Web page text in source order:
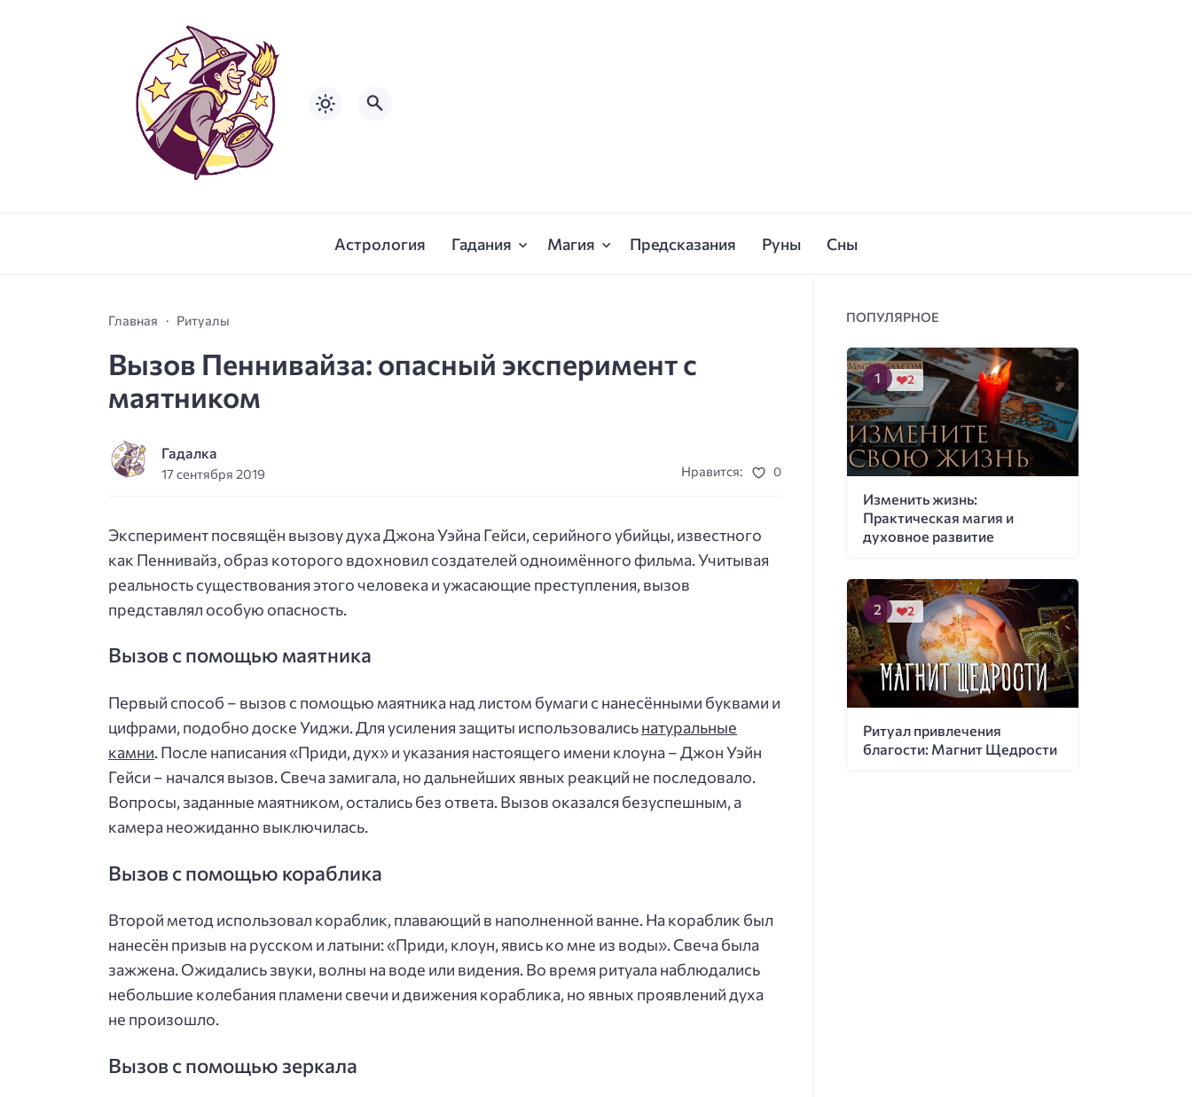
Астрология Гадания Магия Предсказания Руны Сны
Главная Ритуалы
Вызов Пеннивайза: опасный эксперимент с
маятником
Гадалка
17 сентября 2019 Нравится: 0
Эксперимент посвящён вызову духа Джона Уэйна Гейси, серийного убийцы, известного
как Пеннивайз, образ которого вдохновил создателей одноимённого фильма. Учитывая
реальность существования этого человека и ужасающие преступления, вызов
представлял особую опасность.
Вызов с помощью маятника
Первый способ – вызов с помощью маятника над листом бумаги с нанесёнными буквами и
цифрами, подобно доске Уиджи. Для усиления защиты использовалисьнатуральные
камни. После написания «Приди, дух» и указания настоящего имени клоуна – Джон Уэйн
Гейси – начался вызов. Свеча замигала, но дальнейших явных реакций не последовало.
Вопросы, заданные маятником, остались без ответа. Вызов оказался безуспешным, а
камера неожиданно выключилась.
Вызов с помощью кораблика
Второй метод использовал кораблик, плавающий в наполненной ванне. На кораблик был
нанесён призыв на русском и латыни: «Приди, клоун, явись ко мне из воды». Свеча была
зажжена. Ожидались звуки, волны на воде или видения. Во время ритуала наблюдались
небольшие колебания пламени свечи и движения кораблика, но явных проявлений духа
не произошло.
Вызов с помощью зеркала
ПОПУЛЯРНОЕ
Изменить жизнь:
Практическая магия и
духовное развитие
2
Ритуал привлечения
благости: Магнит Щедрости
2